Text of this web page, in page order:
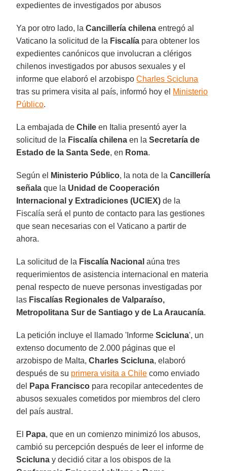
expedientes de investigados por abusos
Ya por otro lado, laCancillería chilena entregó al
Vaticano la solicitud de la Fiscalía para obtener los
expedientes canónicos que involucran a clérigos
chilenos investigados por abusos sexuales y el
informe que elaboró el arzobispoCharles Scicluna
tras su primera visita al país, informó hoy el Ministerio
Público.
La embajada deChile en Italia presentó ayer la
solicitud de la Fiscalía chilena en laSecretaría de
Estado de la Santa Sede, en Roma.
Según el Ministerio Público, la nota de laCancillería
señala que la Unidad de Cooperación
Internacional y Extradiciones (UCIEX) de la
Fiscalía será el punto de contacto para las gestiones
que sean necesarias con el Vaticano a partir de
ahora.
La solicitud de la Fiscalía Nacional aúna tres
requerimientos de asistencia internacional en materia
penal respecto de nueve personas investigadas por
las Fiscalías Regionales de Valparaíso,
Metropolitana Sur de Santiago y de La Araucanía.
La petición incluye el llamado 'InformeScicluna', un
extenso documento de 2.000 páginas que el
arzobispo de Malta,Charles Scicluna, elaboró
después de su primera visita a Chile como enviado
del
Papa Francisco para recopilar antecedentes de
abusos sexuales cometidos por miembros del clero
del país austral.
El Papa, que en un comienzo minimizó los abusos,
cambió su percepción después de leer el informe de
Scicluna y decidió citar a los obispos de la